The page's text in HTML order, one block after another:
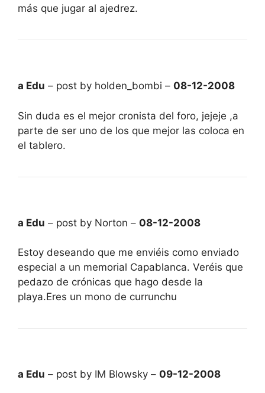
más que jugar al ajedrez.
a Edu – post by holden_bombi – 08-12-2008
Sin duda es el mejor cronista del foro, jejeje ,a
parte de ser uno de los que mejor las coloca en
el tablero.
a Edu – post by Norton – 08-12-2008
Estoy deseando que me enviéis como enviado
especial a un memorial Capablanca. Veréis que
pedazo de crónicas que hago desde la
playa.Eres un mono de currunchu
a Edu – post by IM Blowsky – 09-12-2008